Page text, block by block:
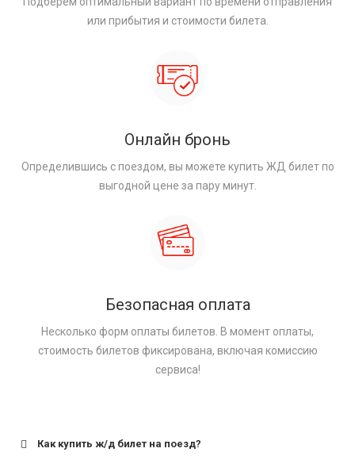
или прибытия и стоимости билета.
Онлайн бронь
Определившись с поездом, вы можете купить ЖД билет по
выгодной цене за пару минут.
Безопасная оплата
Несколько форм оплаты билетов. В момент оплаты,
стоимость билетов фиксирована, включая комиссию
сервиса!
Как купить ж/д билет на поезд?